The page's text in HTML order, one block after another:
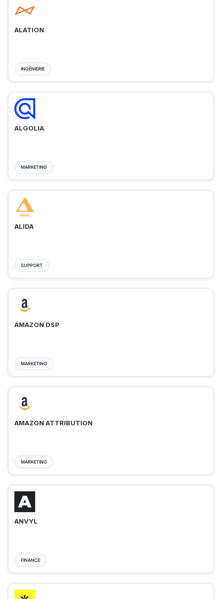
ALATION
INGÉNIERIE
ALGOLIA
MARKETING
ALIDA
SUPPORT
AMAZON DSP
MARKETING
AMAZON ATTRIBUTION
MARKETING
ANVYL
FINANCE